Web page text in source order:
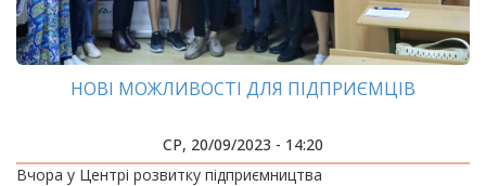
НОВІ МОЖЛИВОСТІ ДЛЯ ПІДПРИЄМЦІВ
СР, 20/09/2023 - 14:20
Вчора у Центрі розвитку підприємництва